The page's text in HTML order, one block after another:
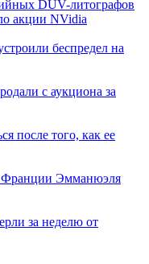
DUV-литографов
акции NVidia
беспредел на
с аукциона за
после того, как ее
Эмманюэля
за неделю от